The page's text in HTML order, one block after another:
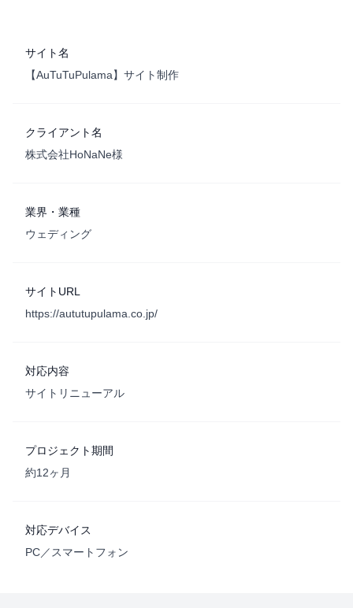
サイト名
【AuTuTuPulama】サイト制作
クライアント名
株式会社HoNaNe様
業界・業種
ウェディング
サイトURL
https://aututupulama.co.jp/
対応内容
サイトリニューアル
プロジェクト期間
約12ヶ月
対応デバイス
PC／スマートフォン